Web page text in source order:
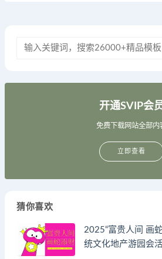
开通SVIP会
免费下载网站全部内
立即查看
猜你喜欢
2025“富贵人间 画
统文化地产游园会